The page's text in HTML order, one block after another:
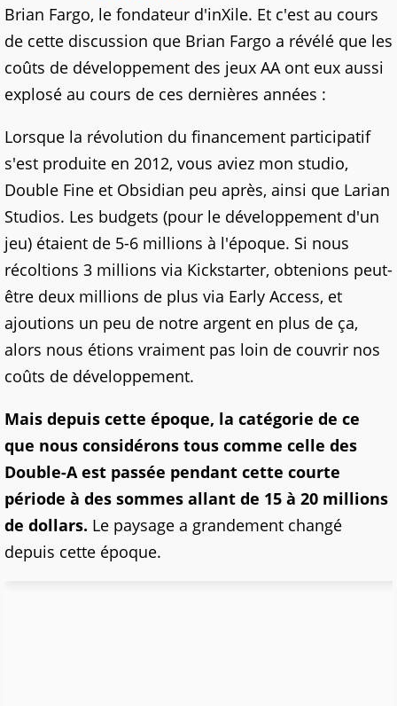
Brian Fargo, le fondateur d'inXile. Et c'est au cours
de cette discussion que Brian Fargo a révélé que les
coûts de développement des jeux AA ont eux aussi
explosé au cours de ces dernières années :
Lorsque la révolution du financement participatif
s'est produite en 2012, vous aviez mon studio,
Double Fine et Obsidian peu après, ainsi que Larian
Studios. Les budgets (pour le développement d'un
jeu) étaient de 5-6 millions à l'époque. Si nous
récoltions 3 millions via Kickstarter, obtenions peut-
être deux millions de plus via Early Access, et
ajoutions un peu de notre argent en plus de ça,
alors nous étions vraiment pas loin de couvrir nos
coûts de développement.
Mais depuis cette époque, la catégorie de ce
que nous considérons tous comme celle des
Double-A est passée pendant cette courte
période à des sommes allant de 15 à 20 millions
de dollars. Le paysage a grandement changé
depuis cette époque.